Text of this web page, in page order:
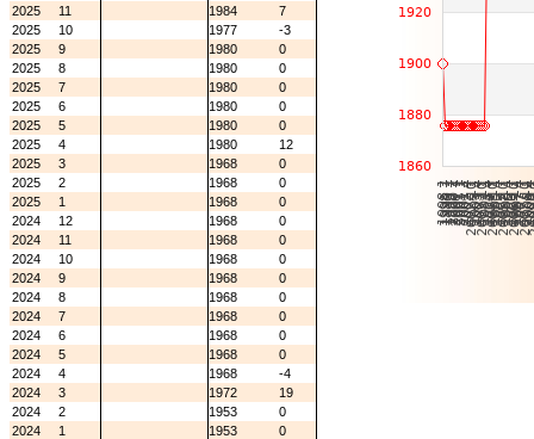
2025
11 1984
7
2025
10 1977
-3
2025
9 1980
0
2025
8 1980
0
2025
7 1980
0
2025
6 1980
0
2025
5 1980
0
2025
4 1980
12
2025
3 1968
0
2025
2 1968
0
2025
1 1968
0
2024
12 1968
0
2024
11 1968
0
2024
10 1968
0
2024
9 1968
0
2024
8 1968
0
2024
7 1968
0
2024
6 1968
0
2024
5 1968
0
2024
4 1968
-4
2024
3 1972
19
2024
2 1953
0
2024
1 1953
0